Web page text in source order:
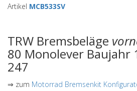
Artikel MCB533SV
TRW Bremsbeläge
80 Monolever Baujahr
247
⇒ zum Motorrad Bremsenkit